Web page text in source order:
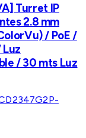
Turret IP
2.8 mm
/ PoE /
Luz
/ 30 mts Luz